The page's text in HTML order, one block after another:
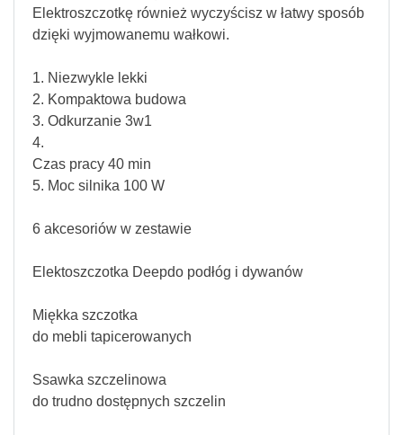
Elektroszczotkę również wyczyścisz w łatwy sposób
dzięki wyjmowanemu wałkowi.
1. Niezwykle lekki
2. Kompaktowa budowa
3. Odkurzanie 3w1
4.
Czas pracy 40 min
5. Moc silnika 100 W
6 akcesoriów w zestawie
Elektoszczotka Deepdo podłóg i dywanów
Miękka szczotka
do mebli tapicerowanych
Ssawka szczelinowa
do trudno dostępnych szczelin